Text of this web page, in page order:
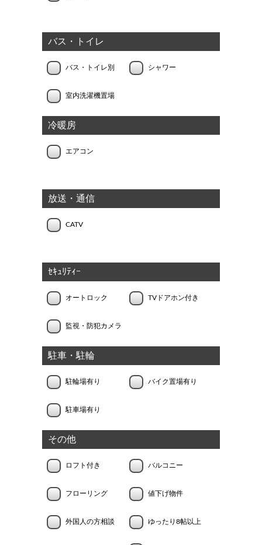
バス・トイレ
バス・トイレ別 シャワー
室内洗濯機置場
冷暖房
エアコン
放送・通信
CATV
ｾｷｭﾘﾃｨｰ
オートロック TVドアホン付き
監視・防犯カメラ
駐車・駐輪
駐輪場有り バイク置場有り
駐車場有り
その他
ロフト付き バルコニー
フローリング 値下げ物件
外国人の方相談 ゆったり8帖以上